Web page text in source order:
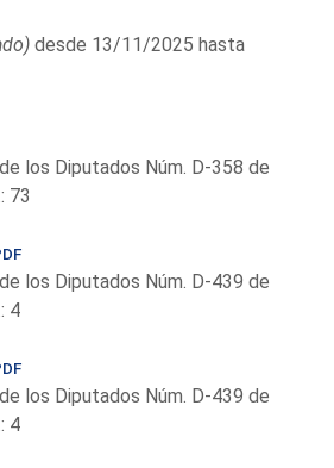
desde 13/11/2025 hasta
los Diputados Núm. D-358 de
73
los Diputados Núm. D-439 de
4
los Diputados Núm. D-439 de
4